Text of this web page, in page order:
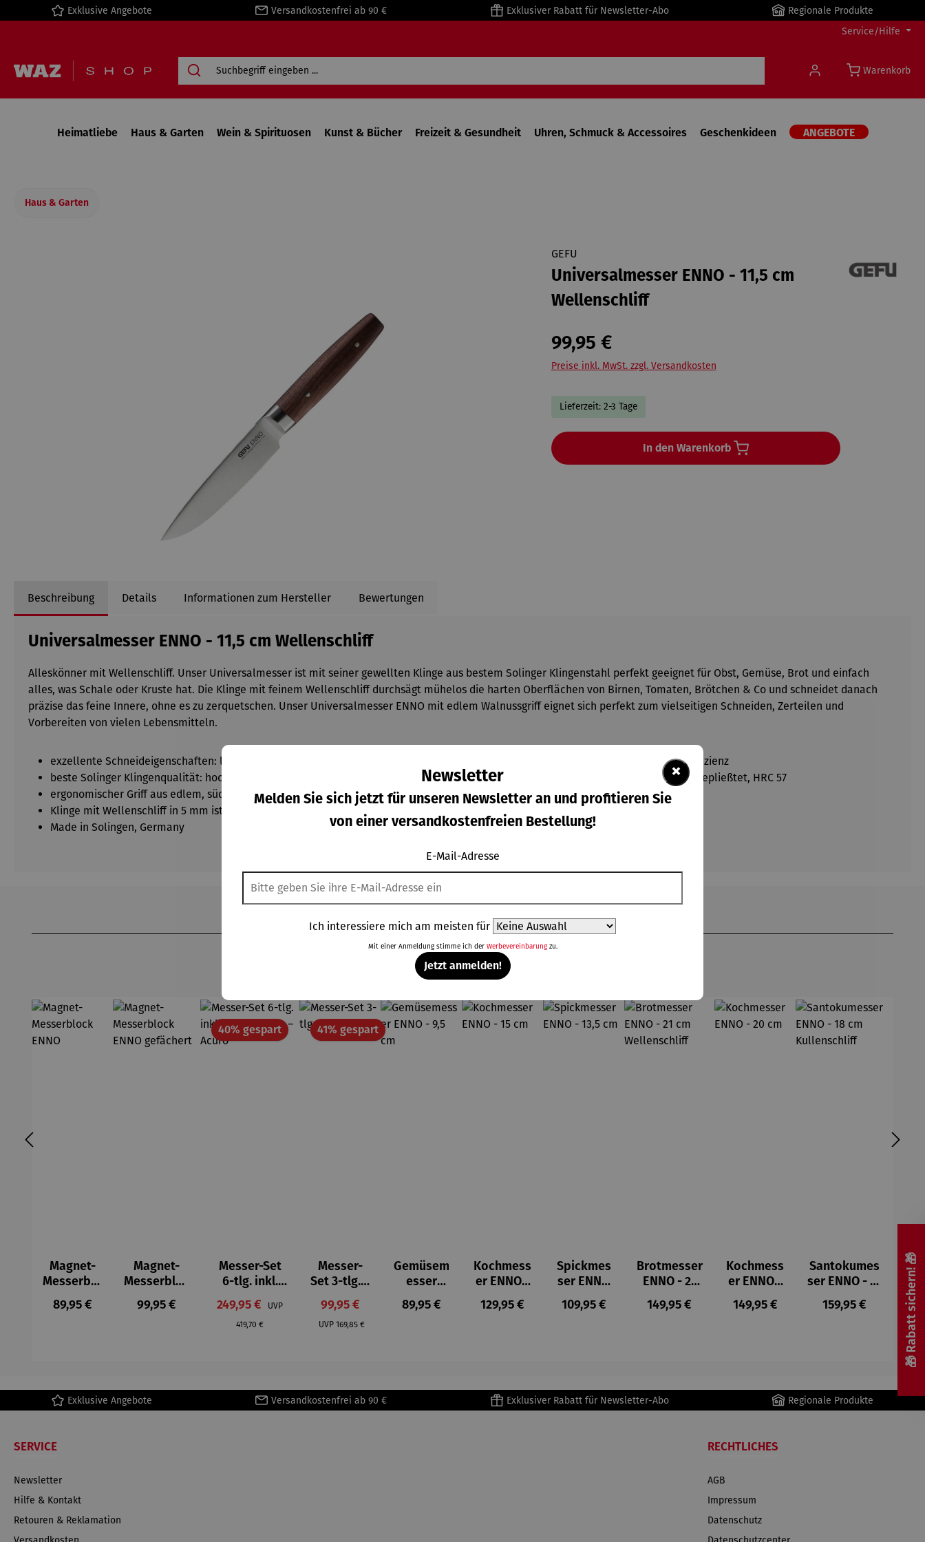
Zur Hauptnavigation springen
Exklusive Angebote Versandkostenfrei ab 90 € Exklusiver Rabatt für Newsletter-Abo
Regionale Produkte
Service/Hilfe
Warenkorb
Heimatliebe Haus & Garten Wein & Spirituosen Kunst & Bücher Freizeit & Gesundheit Uhren, Schmuck & Accessoires Geschenkideen ANGEBOTE
Haus & Garten
GEFU
Universalmesser ENNO - 11,5 cm
Wellenschliff
99,95 €
Preise inkl. MwSt. zzgl. Versandkosten
Lieferzeit: 2-3 Tage
In den Warenkorb
Beschreibung Details Informationen zum Hersteller Bewertungen
Universalmesser ENNO - 11,5 cm Wellenschliff
Alleskönner mit Wellenschliff. Unser Universalmesser ist mit seiner gewellten Klinge aus bestem Solinger Klingenstahl perfekt geeignet für Obst, Gemüse, Brot und einfach
alles, was Schale oder Kruste hat. Die Klinge mit feinem Wellenschliff durchsägt mühelos die harten Oberflächen von Birnen, Tomaten, Brötchen & Co und schneidet danach
präzise das feine Innere, ohne es zu zerquetschen. Unser Universalmesser ENNO mit edlem Walnussgriff eignet sich perfekt zum vielseitigen Schneiden, Zerteilen und
Vorbereiten von vielen Lebensmitteln.
exzellente Schneideigenschaften: langanhaltende Schärfe, hohe Korrosionsbeständigkeit, ausgewogene Balance, höchste Schnitteffizienz
beste Solinger Klingenqualität: hochwertiger, deutscher Spezialklingenstahl 1.4116, eisgehärtet, beidseitig handgeschliffen und blaugepließtet, HRC 57
ergonomischer Griff aus edlem, südeuropäischem Walnussholz mit durchgehendem Erl und modernem Zwei-Nieten-Design
Klinge mit Wellenschliff in 5 mm ist ideal zum Schneiden von Lebensmitteln mit knackiger Schale oder knuspriger Kruste
Made in Solingen, Germany
Weitere Produkte
Magnet-
Messerblo
ck ENNO
Regulärer Preis:
89,95 €
Magnet-
Messerbloc
k ENNO
gefächert
Regulärer Preis:
99,95 €
40% gespartRabatt
Messer-Set
6-tlg. inkl.
Messerblock
– Acuro
Verkaufspreis:
249,95 € UVPRegulärer Preis:
419,70 €
41% gespartRabatt
Messer-
Set 3-tlg. –
ACURO
Verkaufspreis:
99,95 €
UVPRegulärer Preis:
169,85 €
Gemüsem
esser
ENNO - 9,5
cm
Regulärer Preis:
89,95 €
Kochmess
er ENNO -
Regulärer Preis:
129,95 €
Spickmes
ser ENNO
- 13,5 cm
Regulärer Preis:
109,95 €
Brotmesser
ENNO - 21
Wellenschli
Regulärer Preis:
149,95 €
Kochmess
er ENNO -
20 cm
Regulärer Preis:
149,95 €
Santokumes
ser ENNO - 18
Kullenschliff
Regulärer Preis:
159,95 €
Exklusive Angebote Versandkostenfrei ab 90 € Exklusiver Rabatt für Newsletter-Abo Regionale Produkte
SERVICE
Newsletter
Hilfe & Kontakt
Retouren & Reklamation
RECHTLICHES
AGB
Impressum
Datenschutz
🎁 Rabatt sichern! 🎁
×
Newsletter
Melden Sie sich jetzt für unseren Newsletter an und profitieren Sie
von einer versandkostenfreien Bestellung!
E-Mail-Adresse
Ich interessiere mich am meisten für
Mit einer Anmeldung stimme ich der Werbevereinbarungzu.
Jetzt anmelden!